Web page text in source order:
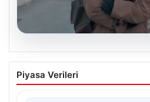
05.08.2026
Türk sinemasında
Özgün Özçelik’in en iyi
Piyasa Verileri